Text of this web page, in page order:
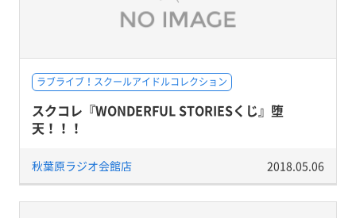
ラブライブ！スクールアイドルコレクション
スクコレ『WONDERFUL STORIESくじ』堕
天！！！
秋葉原ラジオ会館店 2018.05.06